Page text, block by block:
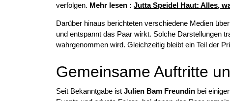
verfolgen. Mehr lesen : Jutta Speidel Haut: Alles,
Darüber hinaus berichteten verschiedene Medien
und entspannt das Paar wirkt. Solche Darstellungen
wahrgenommen wird. Gleichzeitig bleibt ein Teil der
Gemeinsame Auftritte
Seit Bekanntgabe ist Julien Bam Freundin bei